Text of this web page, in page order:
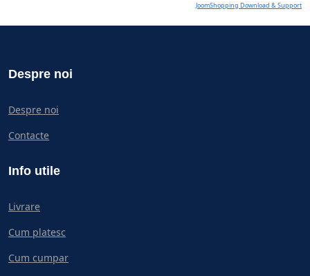
JoomShopping Download & Support
Despre noi
Despre noi
Contacte
Info utile
Livrare
Cum platesc
Cum cumpar